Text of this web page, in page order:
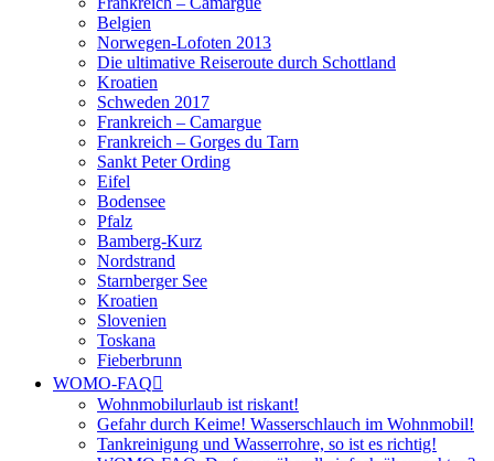
Belgien
Norwegen-Lofoten 2013
Die ultimative Reiseroute durch Schottland
Kroatien
Schweden 2017
Frankreich – Camargue
Frankreich – Gorges du Tarn
Sankt Peter Ording
Eifel
Bodensee
Pfalz
Bamberg-Kurz
Nordstrand
Starnberger See
Kroatien
Slovenien
Toskana
Fieberbrunn
WOMO-FAQ
Wohnmobilurlaub ist riskant!
Gefahr durch Keime! Wasserschlauch im Wohnmobil!
Tankreinigung und Wasserrohre, so ist es richtig!